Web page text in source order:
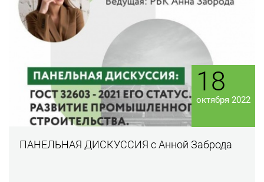
ПАНЕЛЬНАЯ ДИСКУССИЯ с Анной Заброда
18
октября 2022